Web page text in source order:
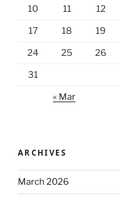
10 11 12
17 18 19
24 25 26
31
« Mar
ARCHIVES
March 2026